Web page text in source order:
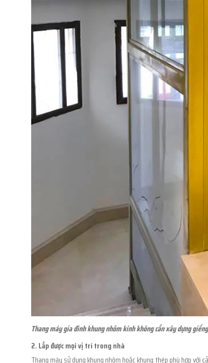
Thang máy gia đình khung nhôm kính không cần xây dựng
2. Lắp được mọi vị trí trong nhà
Thang máy sử dụng khung nhôm hoặc khung thép phù hợp với